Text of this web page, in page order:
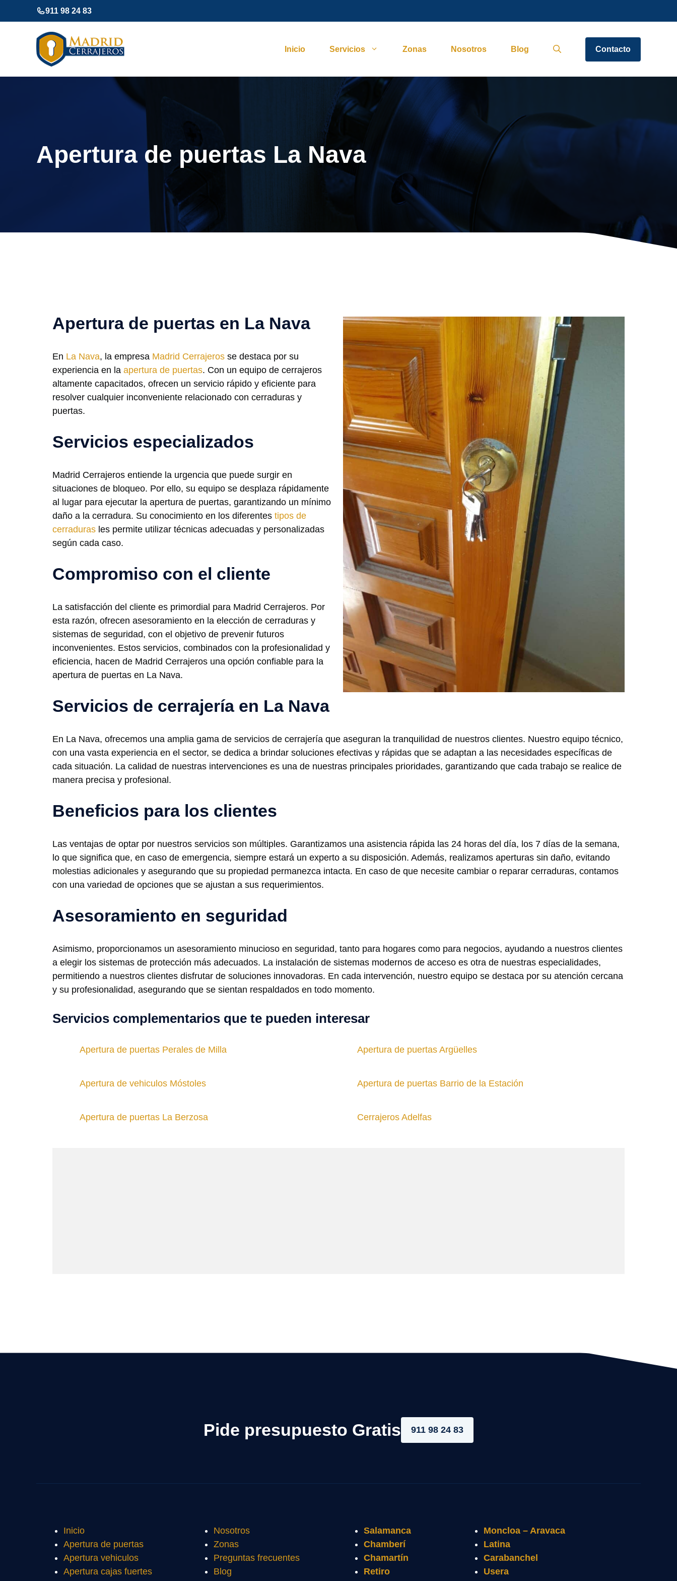
al
911 98 24 83
Inicio Servicios Zonas Nosotros Blog Contacto
Apertura de puertas La Nava
Apertura de puertas en La Nava
En La Nava, la empresa Madrid Cerrajeros se destaca por su
experiencia en la apertura de puertas. Con un equipo de cerrajeros
altamente capacitados, ofrecen un servicio rápido y eficiente para
resolver cualquier inconveniente relacionado con cerraduras y
puertas.
Servicios especializados
Madrid Cerrajeros entiende la urgencia que puede surgir en
situaciones de bloqueo. Por ello, su equipo se desplaza rápidamente
al lugar para ejecutar la apertura de puertas, garantizando un mínimo
daño a la cerradura. Su conocimiento en los diferentes tipos de
cerraduras les permite utilizar técnicas adecuadas y personalizadas
según cada caso.
Compromiso con el cliente
La satisfacción del cliente es primordial para Madrid Cerrajeros. Por
esta razón, ofrecen asesoramiento en la elección de cerraduras y
sistemas de seguridad, con el objetivo de prevenir futuros
inconvenientes. Estos servicios, combinados con la profesionalidad y
eficiencia, hacen de Madrid Cerrajeros una opción confiable para la
apertura de puertas en La Nava.
Servicios de cerrajería en La Nava
En La Nava, ofrecemos una amplia gama de servicios de cerrajería que aseguran la tranquilidad de nuestros clientes. Nuestro equipo técnico,
con una vasta experiencia en el sector, se dedica a brindar soluciones efectivas y rápidas que se adaptan a las necesidades específicas de
cada situación. La calidad de nuestras intervenciones es una de nuestras principales prioridades, garantizando que cada trabajo se realice de
manera precisa y profesional.
Beneficios para los clientes
Las ventajas de optar por nuestros servicios son múltiples. Garantizamos una asistencia rápida las 24 horas del día, los 7 días de la semana,
lo que significa que, en caso de emergencia, siempre estará un experto a su disposición. Además, realizamos aperturas sin daño, evitando
molestias adicionales y asegurando que su propiedad permanezca intacta. En caso de que necesite cambiar o reparar cerraduras, contamos
con una variedad de opciones que se ajustan a sus requerimientos.
Asesoramiento en seguridad
Asimismo, proporcionamos un asesoramiento minucioso en seguridad, tanto para hogares como para negocios, ayudando a nuestros clientes
a elegir los sistemas de protección más adecuados. La instalación de sistemas modernos de acceso es otra de nuestras especialidades,
permitiendo a nuestros clientes disfrutar de soluciones innovadoras. En cada intervención, nuestro equipo se destaca por su atención cercana
y su profesionalidad, asegurando que se sientan respaldados en todo momento.
Servicios complementarios que te pueden interesar
Apertura de puertas Perales de Milla Apertura de puertas Argüelles
Apertura de vehiculos Móstoles Apertura de puertas Barrio de la Estación
Apertura de puertas La Berzosa Cerrajeros Adelfas
Pide presupuesto Gratis 911 98 24 83
Inicio
Apertura de puertas
Apertura vehiculos
Apertura cajas fuertes
Nosotros
Zonas
Preguntas frecuentes
Blog
Salamanca
Chamberí
Chamartín
Retiro
Moncloa – Aravaca
Latina
Carabanchel
Usera